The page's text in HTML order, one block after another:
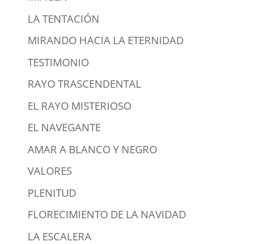
LA TENTACIÓN
MIRANDO HACIA LA ETERNIDAD
TESTIMONIO
RAYO TRASCENDENTAL
EL RAYO MISTERIOSO
EL NAVEGANTE
AMAR A BLANCO Y NEGRO
VALORES
PLENITUD
FLORECIMIENTO DE LA NAVIDAD
LA ESCALERA